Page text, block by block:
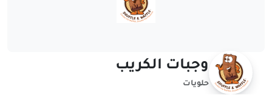
وجبات الكريب
حلويات